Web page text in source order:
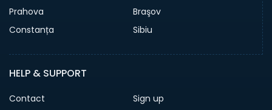
Prahova
Braşov
Constanța
Sibiu
HELP & SUPPORT
Contact
Sign up